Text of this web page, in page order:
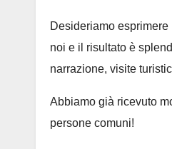
Desideriamo
noi e il risultato è
narrazione, visite
Abbiamo già ricevuto
persone comuni!